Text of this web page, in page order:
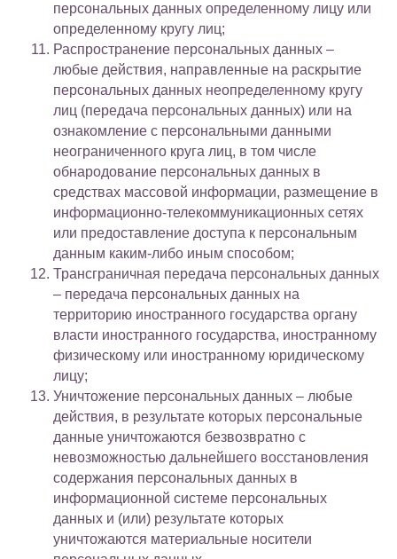
персональных данных определенному лицу или
определенному кругу лиц;
Распространение персональных данных –
любые действия, направленные на раскрытие
персональных данных неопределенному кругу
лиц (передача персональных данных) или на
ознакомление с персональными данными
неограниченного круга лиц, в том числе
обнародование персональных данных в
средствах массовой информации, размещение в
информационно-телекоммуникационных сетях
или предоставление доступа к персональным
данным каким-либо иным способом;
Трансграничная передача персональных данных
– передача персональных данных на
территорию иностранного государства органу
власти иностранного государства, иностранному
физическому или иностранному юридическому
лицу;
Уничтожение персональных данных – любые
действия, в результате которых персональные
данные уничтожаются безвозвратно с
невозможностью дальнейшего восстановления
содержания персональных данных в
информационной системе персональных
данных и (или) результате которых
уничтожаются материальные носители